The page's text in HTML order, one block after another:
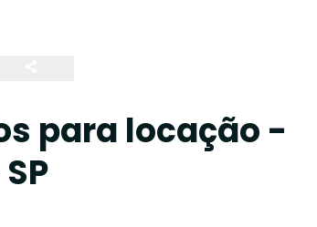
para locação -